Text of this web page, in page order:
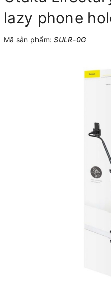
lazy phone
Mã sản phẩm:SULR-0G